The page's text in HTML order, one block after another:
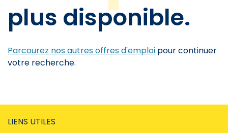
plus disponible.
Parcourez nos autres offres d'emploi pour continuer
votre recherche.
LIENS UTILES